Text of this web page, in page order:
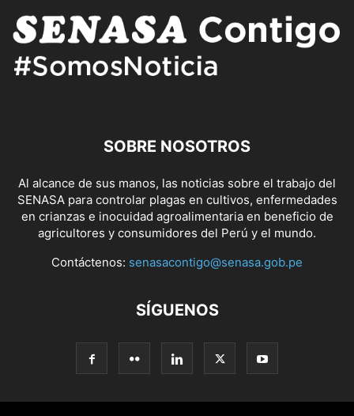
SOBRE NOSOTROS
Al alcance de sus manos, las noticias sobre el trabajo del
SENASA para controlar plagas en cultivos, enfermedades
en crianzas e inocuidad agroalimentaria en beneficio de
agricultores y consumidores del Perú y el mundo.
Contáctenos: senasacontigo@senasa.gob.pe
SÍGUENOS